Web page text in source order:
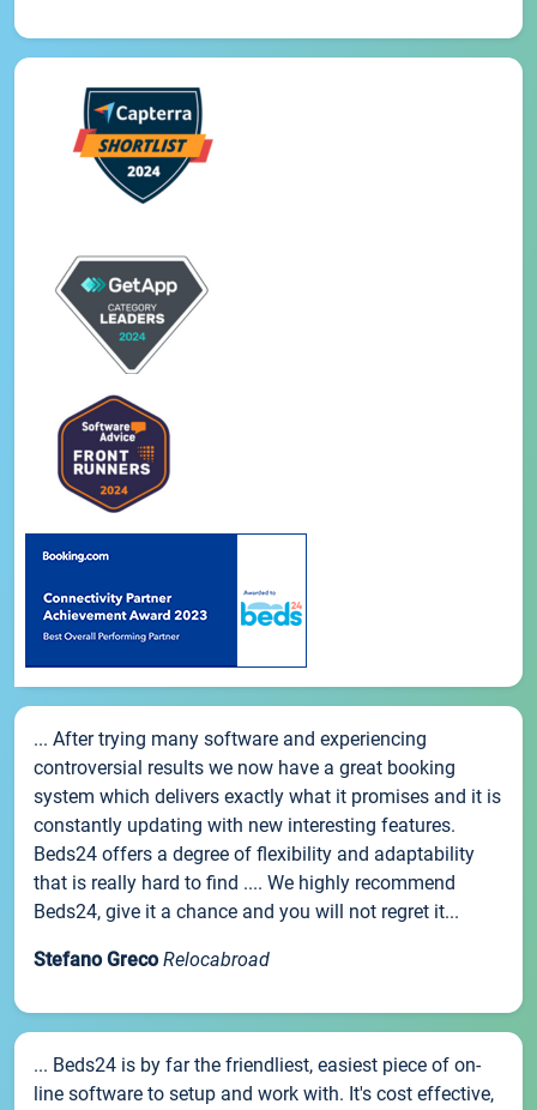
... After trying many software and experiencing
controversial results we now have a great booking
system which delivers exactly what it promises and it is
constantly updating with new interesting features.
Beds24 offers a degree of flexibility and adaptability
that is really hard to find .... We highly recommend
Beds24, give it a chance and you will not regret it...
Stefano Greco Relocabroad
... Beds24 is by far the friendliest, easiest piece of on-
line software to setup and work with. It's cost effective,